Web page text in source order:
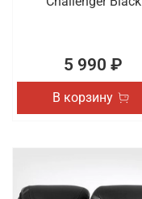
5 990 ₽
В корзину